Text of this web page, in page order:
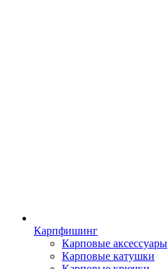
Карпфишинг
Карповые аксессуары
Карповые катушки